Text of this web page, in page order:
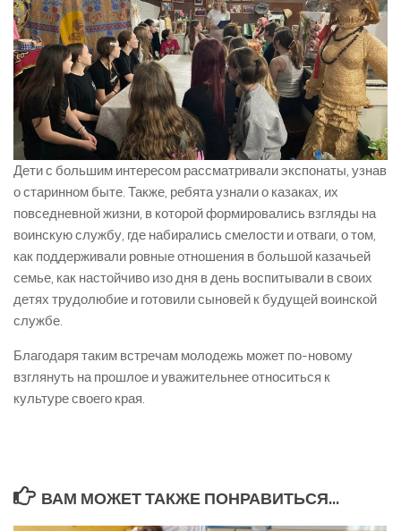
Дети с большим интересом рассматривали экспонаты, узнав
о старинном быте. Также, ребята узнали о казаках, их
повседневной жизни, в которой формировались взгляды на
воинскую службу, где набирались смелости и отваги, о том,
как поддерживали ровные отношения в большой казачьей
семье, как настойчиво изо дня в день воспитывали в своих
детях трудолюбие и готовили сыновей к будущей воинской
службе.
Благодаря таким встречам молодежь может по-новому
взглянуть на прошлое и уважительнее относиться к
культуре своего края.
ВАМ МОЖЕТ ТАКЖЕ ПОНРАВИТЬСЯ...